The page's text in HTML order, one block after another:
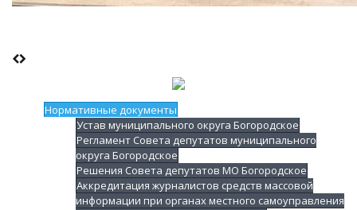
Нормативные документы
Устав муниципального округа Богородское
Регламент Совета депутатов муниципального
округа Богородское
Решения Совета депутатов МО Богородское
Аккредитация журналистов средств массовой
информации при органах местного самоуправления